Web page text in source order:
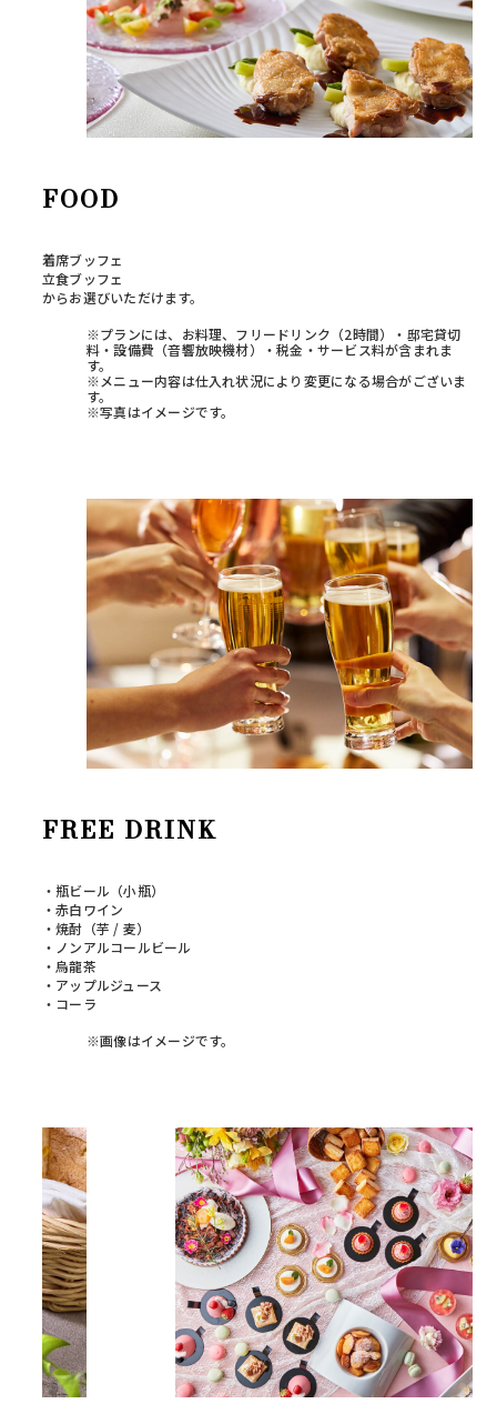
FOOD
着席ブッフェ
立食ブッフェ
からお選びいただけます。
※プランには、お料理、フリードリンク（2時間）・邸宅貸切
料・設備費（音響放映機材）・税金・サービス料が含まれま
す。
※メニュー内容は仕入れ状況により変更になる場合がございま
す。
※写真はイメージです。
FREE DRINK
・瓶ビール（小瓶）
・赤白ワイン
・焼酎（芋 / 麦）
・ノンアルコールビール
・烏龍茶
・アップルジュース
・コーラ
※画像はイメージです。